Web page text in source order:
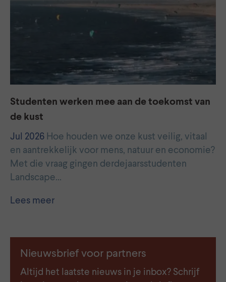
Studenten werken mee aan de toekomst van
de kust
Jul 2026 Hoe houden we onze kust veilig, vitaal
en aantrekkelijk voor mens, natuur en economie?
Met die vraag gingen derdejaarsstudenten
Landscape…
Lees meer
Nieuwsbrief voor partners
Altijd het laatste nieuws in je inbox? Schrijf